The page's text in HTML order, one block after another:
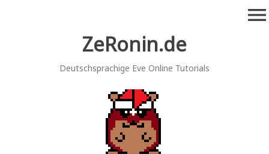
ZeRonin.de
Deutschsprachige Eve Online Tutorials
menu